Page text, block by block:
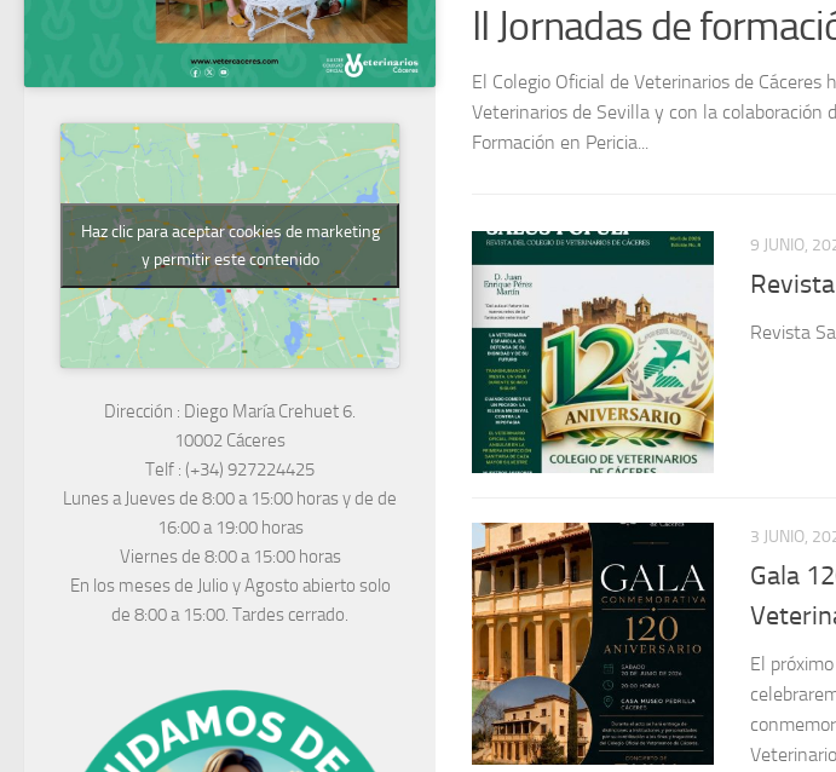
en Pericia Veterinaria
ha puesto en marcha, junto al Colegio Oficial de
Revista Salus Populi
Revista Salus Populi nº9 Julio 2026 Leer
Revista
El
Haz clic para aceptar cookies de marketing
y permitir este contenido
Dirección : Diego María Crehuet 6.
10002 Cáceres
Telf : (+34) 927224425
Lunes a Jueves de 8:00 a 15:00 horas y de de
16:00 a 19:00 horas
Viernes de 8:00 a 15:00 horas
En los meses de Julio y Agosto abierto solo
de 8:00 a 15:00. Tardes cerrado.